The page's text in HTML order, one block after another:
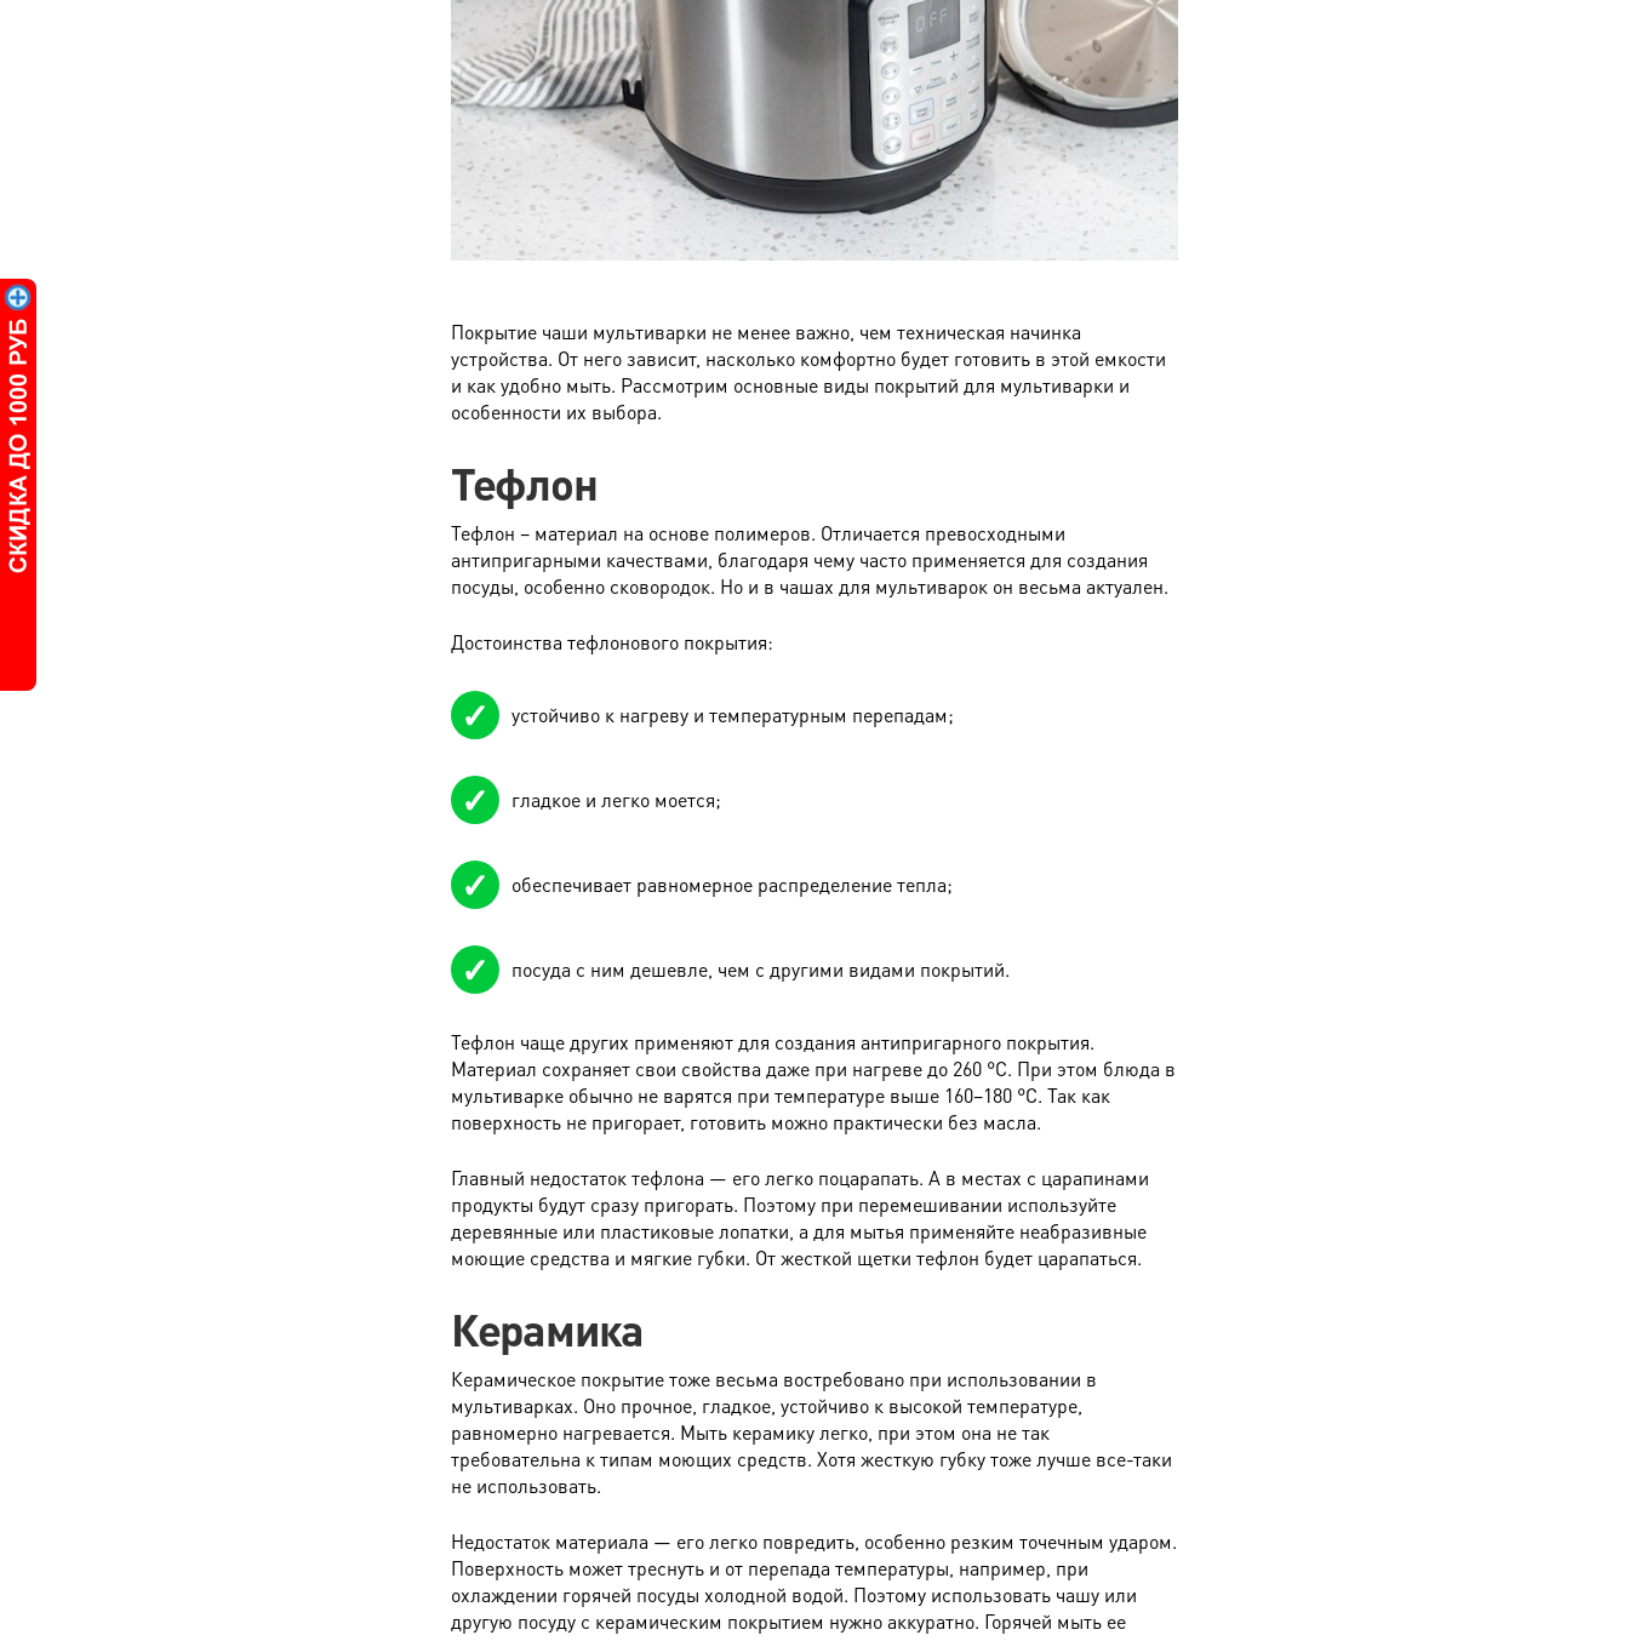
Покрытие чаши мультиварки не менее важно, чем техническая начинка
устройства. От него зависит, насколько комфортно будет готовить в этой емкости
и как удобно мыть. Рассмотрим основные виды покрытий для мультиварки и
особенности их выбора.
Тефлон
Тефлон – материал на основе полимеров. Отличается превосходными
антипригарными качествами, благодаря чему часто применяется для создания
посуды, особенно сковородок. Но и в чашах для мультиварок он весьма актуален.
Достоинства тефлонового покрытия:
устойчиво к нагреву и температурным перепадам;
гладкое и легко моется;
обеспечивает равномерное распределение тепла;
посуда с ним дешевле, чем с другими видами покрытий.
Тефлон чаще других применяют для создания антипригарного покрытия.
Материал сохраняет свои свойства даже при нагреве до 260 °C. При этом блюда в
мультиварке обычно не варятся при температуре выше 160–180 °C. Так как
поверхность не пригорает, готовить можно практически без масла.
Главный недостаток тефлона — его легко поцарапать. А в местах с царапинами
продукты будут сразу пригорать. Поэтому при перемешивании используйте
деревянные или пластиковые лопатки, а для мытья применяйте неабразивные
моющие средства и мягкие губки. От жесткой щетки тефлон будет царапаться.
Керамика
Керамическое покрытие тоже весьма востребовано при использовании в
мультиварках. Оно прочное, гладкое, устойчиво к высокой температуре,
равномерно нагревается. Мыть керамику легко, при этом она не так
требовательна к типам моющих средств. Хотя жесткую губку тоже лучше все-таки
не использовать.
Недостаток материала — его легко повредить, особенно резким точечным ударом.
Поверхность может треснуть и от перепада температуры, например, при
охлаждении горячей посуды холодной водой. Поэтому использовать чашу или
другую посуду с керамическим покрытием нужно аккуратно. Горячей мыть ее